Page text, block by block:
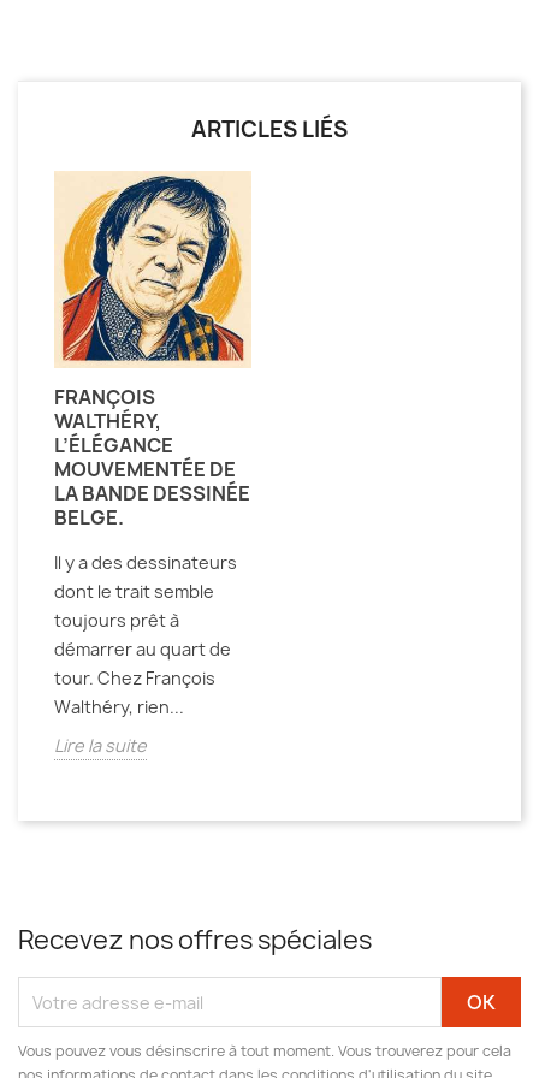
ARTICLES LIÉS
FRANÇOIS
WALTHÉRY,
L’ÉLÉGANCE
MOUVEMENTÉE DE
LA BANDE DESSINÉE
BELGE.
Il y a des dessinateurs
dont le trait semble
toujours prêt à
démarrer au quart de
tour. Chez François
Walthéry, rien...
Lire la suite
Recevez nos offres spéciales
Vous pouvez vous désinscrire à tout moment. Vous trouverez pour cela